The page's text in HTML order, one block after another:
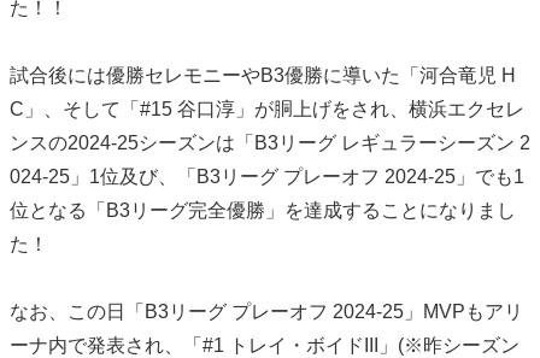
た！！
試合後には優勝セレモニーやB3優勝に導いた「河合竜児 H
C」、そして「#15 谷口淳」が胴上げをされ、横浜エクセレ
ンスの2024-25シーズンは「B3リーグ レギュラーシーズン 2
024-25」1位及び、「B3リーグ プレーオフ 2024-25」でも1
位となる「B3リーグ完全優勝」を達成することになりまし
た！
なお、この日「B3リーグ プレーオフ 2024-25」MVPもアリ
ーナ内で発表され、「#1 トレイ・ボイドIII」(※昨シーズン